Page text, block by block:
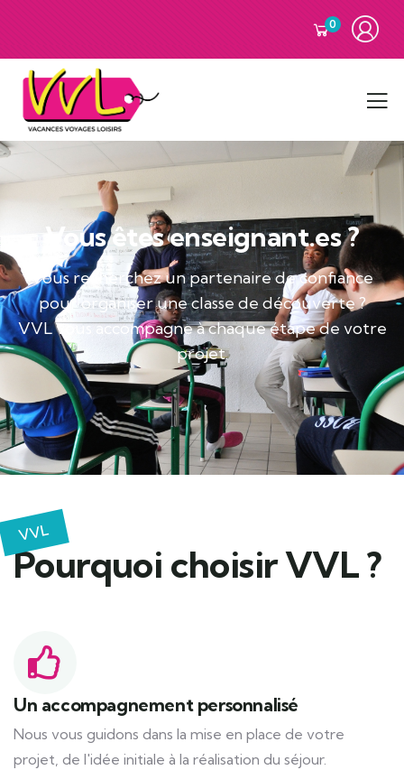
0
Vous êtes enseignant.es ?
Vous recherchez un partenaire de confiance
pour organiser une classe de découverte ?
VVL vous accompagne à chaque étape de votre
projet.
VVL
Pourquoi choisir VVL ?
Un accompagnement personnalisé
Nous vous guidons dans la mise en place de votre
projet, de l'idée initiale à la réalisation du séjour.